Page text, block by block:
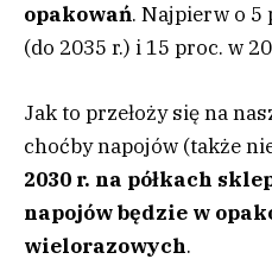
opakowań. Najpierw o 5
(do 2035 r.) i 15 proc. w
Jak to przełoży się na
choćby napojów (także
2030 r. na półkach
napojów będzie w
wielorazowych.